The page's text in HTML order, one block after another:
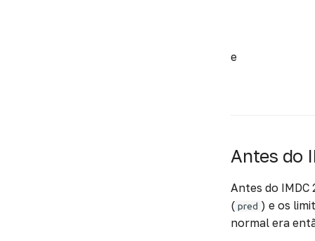
e
Antes do
Antes do IMDC
( pred ) e os
normal era